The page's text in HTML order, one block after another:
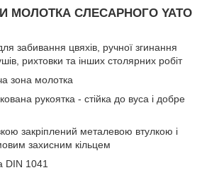
МОЛОТКА СЛЕСАРНОГО YATO
забивання цвяхів, ручної згинання
рихтовки та інших столярних робіт
зона молотка
рукоятка - стійка до вуса і добре
закріплений металевою втулкою і
захисним кільцем
DIN 1041